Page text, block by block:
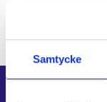
Samtycke